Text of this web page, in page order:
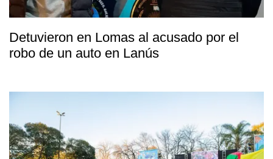
Detuvieron en Lomas al acusado por el
robo de un auto en Lanús